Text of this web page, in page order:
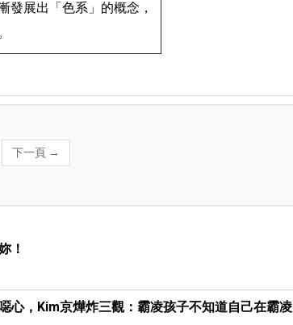
發展出「色系」的概念，
下一頁 →
！
心，Kim京燁炸三觀：霸凌孩子不知道自己在霸凌